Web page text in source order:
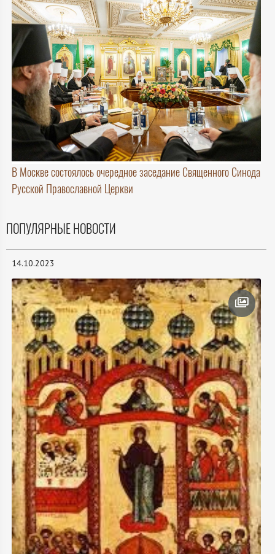
В Москве состоялось очередное заседание Священного Синода
Русской Православной Церкви
ПОПУЛЯРНЫЕ НОВОСТИ
14.10.2023